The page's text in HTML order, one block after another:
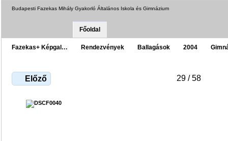
Budapesti Fazekas Mihály Gyakorló Általános Iskola és Gimnázium
Főoldal
Fazekas+ Képgal… Rendezvények Ballagások 2004
Előző 29 / 58